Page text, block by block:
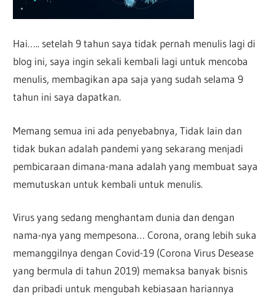
Hai….. setelah 9 tahun saya tidak pernah menulis lagi di
blog ini, saya ingin sekali kembali lagi untuk mencoba
menulis, membagikan apa saja yang sudah selama 9
tahun ini saya dapatkan.
Memang semua ini ada penyebabnya, Tidak lain dan
tidak bukan adalah pandemi yang sekarang menjadi
pembicaraan dimana-mana adalah yang membuat saya
memutuskan untuk kembali untuk menulis.
Virus yang sedang menghantam dunia dan dengan
nama-nya yang mempesona… Corona, orang lebih suka
memanggilnya dengan Covid-19 (Corona Virus Desease
yang bermula di tahun 2019) memaksa banyak bisnis
dan pribadi untuk mengubah kebiasaan hariannya